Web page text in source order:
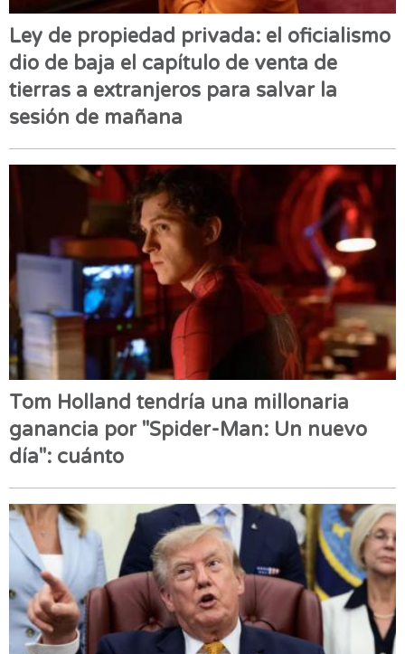
Ley de propiedad privada: el oficialismo
dio de baja el capítulo de venta de
tierras a extranjeros para salvar la
sesión de mañana
Tom Holland tendría una millonaria
ganancia por "Spider-Man: Un nuevo
día": cuánto